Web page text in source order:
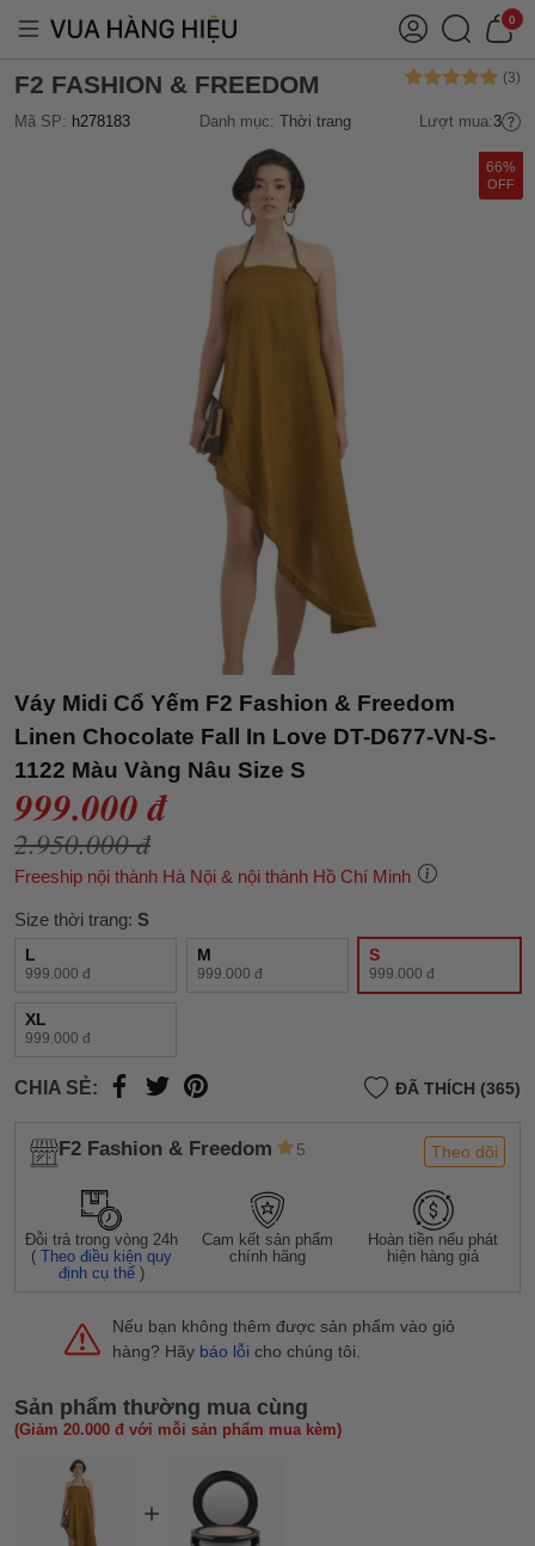
0
F2 FASHION & FREEDOM
Mã SP: h278183 Danh mục: Thời trang Lượt mua:3
66%
OFF
Váy Midi Cổ Yếm F2 Fashion & Freedom
Linen Chocolate Fall In Love DT-D677-VN-S-
1122 Màu Vàng Nâu Size S
999.000 đ
2.950.000 đ
Freeship nội thành Hà Nội & nội thành Hồ Chí Minh
Size thời trang: S
L
999.000 đ
M
999.000 đ
S
999.000 đ
XL
999.000 đ
CHIA SẺ: ĐÃ THÍCH (365)
F2 Fashion & Freedom 5 Theo dõi
Đỗi trả trong vòng 24h
(Theo điều kiện quy
định cụ thể )
Cam kết sản phẩm
chính hãng
Hoàn tiền nếu phát
hiện hàng giả
Nếu bạn không thêm được sản phẩm vào giỏ
hàng? Hãy báo lỗi cho chúng tôi.
Sản phẩm thường mua cùng
(Giảm 20.000 đ với mỗi sản phẩm mua kèm)